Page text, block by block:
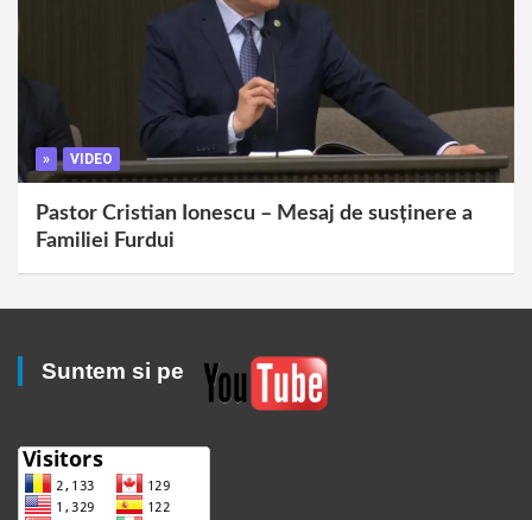
» VIDEO
Pastor Cristian Ionescu – Mesaj de susținere a
Familiei Furdui
Suntem si pe